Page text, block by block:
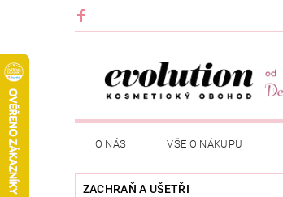
O NÁS VŠE O NÁKUPU
ZACHRAŇ A UŠETŘI